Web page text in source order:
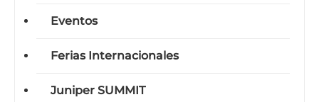
Eventos
Ferias Internacionales
Juniper SUMMIT